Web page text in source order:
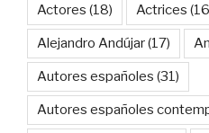
Actores (18) Actrices
Alejandro Andújar(17)
Autores españoles (31)
Autores españoles